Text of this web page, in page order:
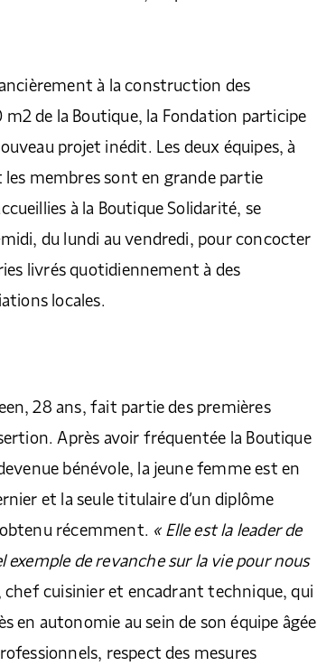
à la construction des
de la Boutique, la Fondation participe
projet inédit. Les deux équipes, à
membres sont en grande partie
à la Boutique Solidarité, se
du lundi au vendredi, pour concocter
livrés quotidiennement à des
locales.
28 ans, fait partie des premières
Après avoir fréquentée la Boutique
bénévole, la jeune femme est en
et la seule titulaire d’un diplôme
récemment. « Elle est la leader de
exemple de revanche sur la vie pour nous
chef cuisinier et encadrant technique, qui
en autonomie au sein de son équipe âgée
respect des mesures